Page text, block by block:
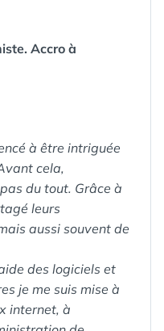
Accro à
à être intriguée
cela,
du tout. Grâce à
leurs
aussi souvent de
des logiciels et
je me suis mise à
internet, à